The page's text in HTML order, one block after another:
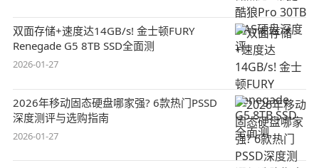
双面存储+速度达14GB/s! 金士顿FURY
Renegade G5 8TB SSD全面测
2026-01-27
2026年移动固态硬盘哪家强? 6款热门PSSD
深度测评与选购指南
2026-01-27